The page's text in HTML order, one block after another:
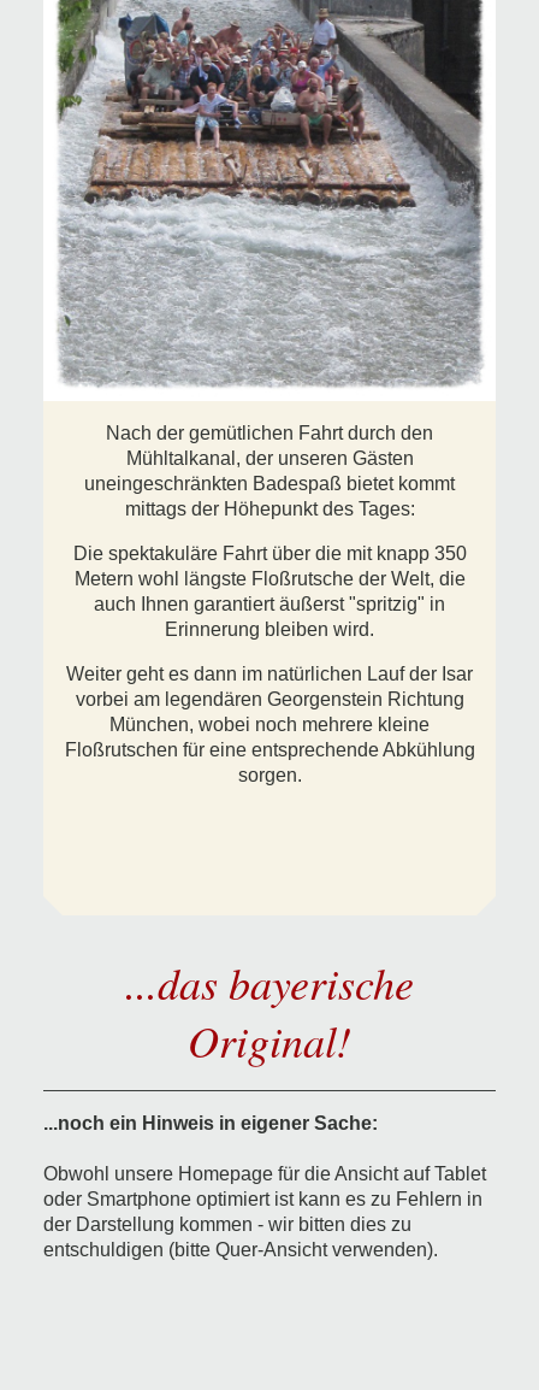
Nach der gemütlichen Fahrt durch den
Mühltalkanal, der unseren Gästen
uneingeschränkten Badespaß bietet kommt
mittags der Höhepunkt des Tages:
Die spektakuläre Fahrt über die mit knapp 350
Metern wohl längste Floßrutsche der Welt, die
auch Ihnen garantiert äußerst "spritzig" in
Erinnerung bleiben wird.
Weiter geht es dann im natürlichen Lauf der Isar
vorbei am legendären Georgenstein Richtung
München, wobei noch mehrere kleine
Floßrutschen für eine entsprechende Abkühlung
sorgen.
...das bayerische
Original!
...noch ein Hinweis in eigener Sache:
Obwohl unsere Homepage für die Ansicht auf Tablet
oder Smartphone optimiert ist kann es zu Fehlern in
der Darstellung kommen - wir bitten dies zu
entschuldigen (bitte Quer-Ansicht verwenden).